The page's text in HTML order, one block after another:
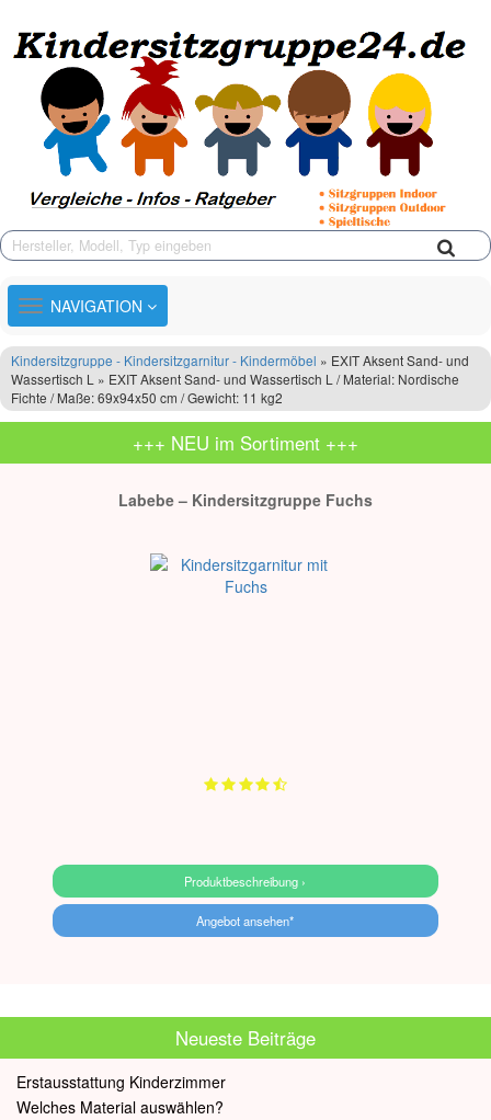
TOGGLE
NAVIGATION
NAVIGATION
Kindersitzgruppe - Kindersitzgarnitur - Kindermöbel » EXIT Aksent Sand- und
Wassertisch L » EXIT Aksent Sand- und Wassertisch L / Material: Nordische
Fichte / Maße: 69x94x50 cm / Gewicht: 11 kg2
+++ NEU im Sortiment +++
Labebe – Kindersitzgruppe Fuchs
Produktbeschreibung ›
Angebot ansehen*
Neueste Beiträge
Erstausstattung Kinderzimmer
Welches Material auswählen?